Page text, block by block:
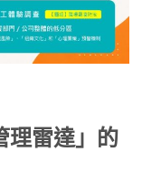
理雷達」的